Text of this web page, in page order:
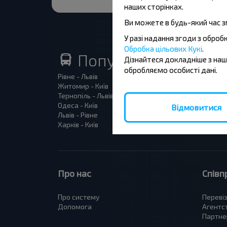
Популярні
Рівне - Львів
Житомир - Київ
Тернопіль - Львів
Одеса - Київ
Львів - Рівне
Харків - Київ
Львів -
Київ -
Львів -
Київ -
Про нас
Про систему
Допомога
наших сторінках.
Ви можете в будь-який час
У разі надання згоди з
Обробка цільових Кукі.
Дізнайтеся докладніше з
обробляємо особисті дані.
Відмовитися